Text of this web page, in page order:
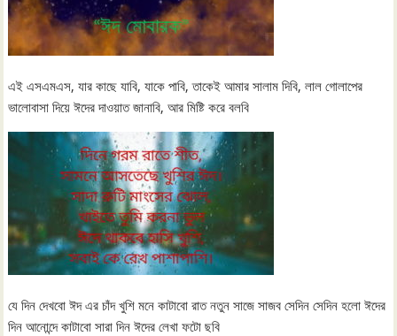
এই এসএমএস, যার কাছে যাবি, যাকে পাবি, তাকেই আমার সালাম দিবি, লাল গোলাপের
ভালোবাসা দিয়ে ঈদের দাওয়াত জানাবি, আর মিষ্টি করে বলবি
যে দিন দেখবো ঈদ এর চাঁদ খুশি মনে কাটাবো রাত নতুন সাজে সাজব সেদিন সেদিন হলো ঈদের
দিন আনোন্দে কাটাবো সারা দিন ঈদের লেখা ফটো ছবি